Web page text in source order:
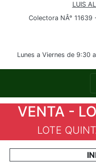
LUIS
Colectora NÂ°
Lunes a Viernes de 9:30
VENTA -
LOTE